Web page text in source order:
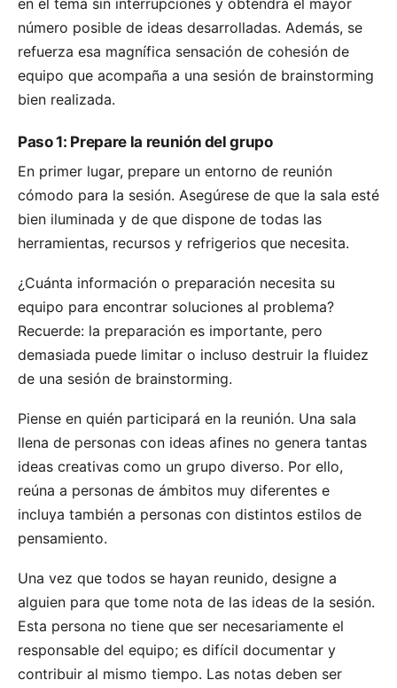
en el tema sin interrupciones y obtendrá el mayor
número posible de ideas desarrolladas. Además, se
refuerza esa magnífica sensación de cohesión de
equipo que acompaña a una sesión de brainstorming
bien realizada.
Paso 1: Prepare la reunión del grupo
En primer lugar, prepare un entorno de reunión
cómodo para la sesión. Asegúrese de que la sala esté
bien iluminada y de que dispone de todas las
herramientas, recursos y refrigerios que necesita.
¿Cuánta información o preparación necesita su
equipo para encontrar soluciones al problema?
Recuerde: la preparación es importante, pero
demasiada puede limitar o incluso destruir la fluidez
de una sesión de brainstorming.
Piense en quién participará en la reunión. Una sala
llena de personas con ideas afines no genera tantas
ideas creativas como un grupo diverso. Por ello,
reúna a personas de ámbitos muy diferentes e
incluya también a personas con distintos estilos de
pensamiento.
Una vez que todos se hayan reunido, designe a
alguien para que tome nota de las ideas de la sesión.
Esta persona no tiene que ser necesariamente el
responsable del equipo; es difícil documentar y
contribuir al mismo tiempo. Las notas deben ser